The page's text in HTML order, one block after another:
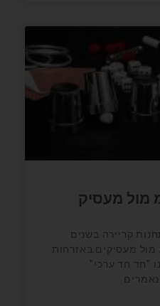
מול מעסיק
קריירה בשנים
מול מעסיקים.באזרחות
"חד חד ערכי"